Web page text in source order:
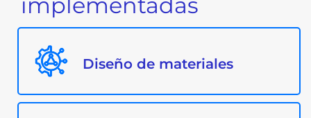
Diseño de materiales